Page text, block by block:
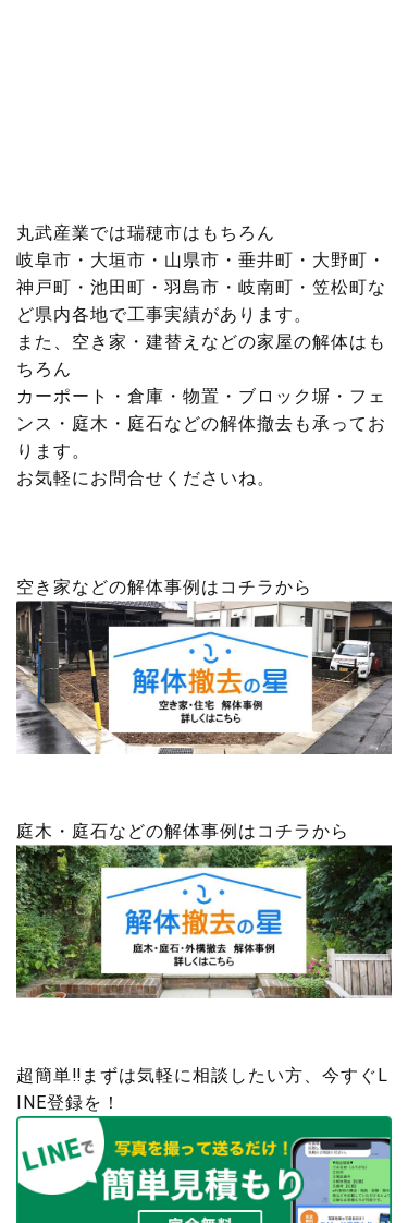
丸武産業では瑞穂市はもちろん
岐阜市・大垣市・山県市・垂井町・大野町・
神戸町・池田町・羽島市・岐南町・笠松町な
ど県内各地で工事実績があります。
また、空き家・建替えなどの家屋の解体はも
ちろん
カーポート・倉庫・物置・ブロック塀・フェ
ンス・庭木・庭石などの解体撤去も承ってお
ります。
お気軽にお問合せくださいね。
空き家などの解体事例はコチラから
庭木・庭石などの解体事例はコチラから
超簡単‼まずは気軽に相談したい方、今すぐL
INE登録を！